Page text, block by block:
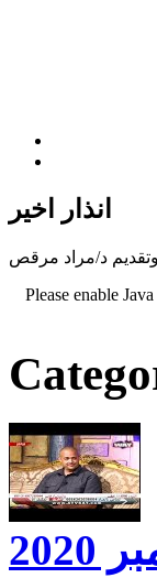
انذار اخير
وتقديم د/مراد مرقص
Please enable